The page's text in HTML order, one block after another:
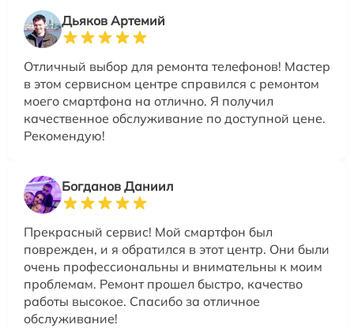
Дьяков Артемий
Отличный выбор для ремонта телефонов! Мастер
в этом сервисном центре справился с ремонтом
моего смартфона на отлично. Я получил
качественное обслуживание по доступной цене.
Рекомендую!
Богданов Даниил
Прекрасный сервис! Мой смартфон был
поврежден, и я обратился в этот центр. Они были
очень профессиональны и внимательны к моим
проблемам. Ремонт прошел быстро, качество
работы высокое. Спасибо за отличное
обслуживание!